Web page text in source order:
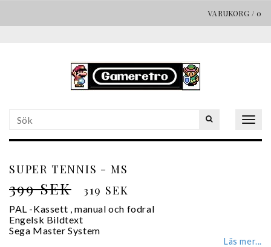
VARUKORG / 0
SUPER TENNIS - MS
399 SEK 319 SEK
PAL -Kassett , manual och fodral
Engelsk Bildtext
Sega Master System
Läs mer...